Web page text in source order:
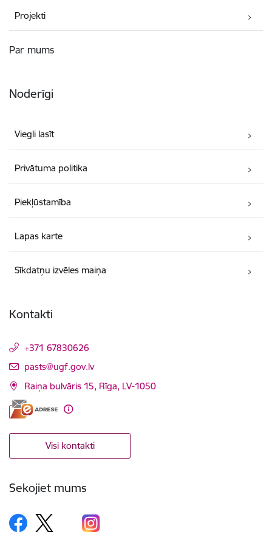
Projekti
Par mums
Noderīgi
Viegli lasīt
Privātuma politika
Piekļūstamība
Lapas karte
Sīkdatņu izvēles maiņa
Kontakti
+371 67830626
E-pasts:
pasts@ugf.gov.lv
Raiņa bulvāris 15, Rīga, LV-1050
Visi kontakti
Sekojiet mums